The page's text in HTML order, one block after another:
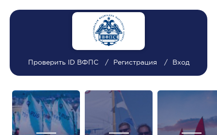
Проверить ID ВФПС Регистрация Вход